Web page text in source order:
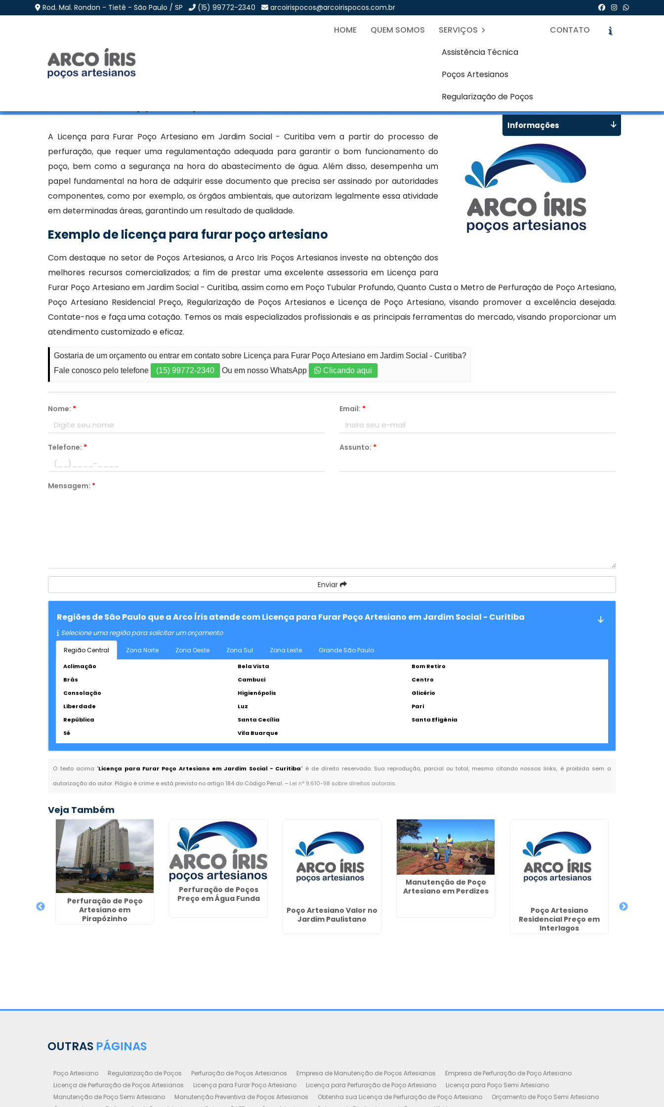
Rod. Mal. Rondon - Tietê - São Paulo / SP (15) 99772-2340 arcoirispocos@arcoirispocos.com.br
HOME QUEM SOMOS
SERVIÇOS
Assistência Técnica
Poços Artesianos
Regularização de Poços
CONTATO
Licença para Furar Poço Artesiano em Jardim Social - Curitiba
A Licença para Furar Poço Artesiano em Jardim Social - Curitiba vem a partir do processo de
perfuração, que requer uma regulamentação adequada para garantir o bom funcionamento do
poço, bem como a segurança na hora do abastecimento de água. Além disso, desempenha um
papel fundamental na hora de adquirir esse documento que precisa ser assinado por autoridades
componentes, como por exemplo, os órgãos ambientais, que autorizam legalmente essa atividade
em determinadas áreas, garantindo um resultado de qualidade.
Exemplo de licença para furar poço artesiano
Com destaque no setor de Poços Artesianos, a Arco Iris Poços Artesianos investe na obtenção dos
melhores recursos comercializados; a fim de prestar uma excelente assessoria em Licença para
Furar Poço Artesiano em Jardim Social - Curitiba, assim como em Poço Tubular Profundo, Quanto Custa o Metro de Perfuração de Poço Artesiano,
Poço Artesiano Residencial Preço, Regularização de Poços Artesianos e Licença de Poço Artesiano, visando promover a excelência desejada.
Contate-nos e faça uma cotação. Temos os mais especializados profissionais e as principais ferramentas do mercado, visando proporcionar um
atendimento customizado e eficaz.
Gostaria de um orçamento ou entrar em contato sobre Licença para Furar Poço Artesiano em Jardim Social - Curitiba?
Fale conosco pelo telefone
(15) 99772-2340 Ou em nosso WhatsApp Clicando aqui
Nome: * Email: *
Telefone: * Assunto: *
Mensagem: *
Enviar
Regiões de São Paulo que a Arco Íris atende com Licença para Furar Poço Artesiano em Jardim Social - Curitiba
Selecione uma região para solicitar um orçamento
Região Central Zona Norte Zona Oeste Zona Sul Zona Leste Grande São Paulo
Aclimação Bela Vista
Bom Retiro
Brás
Cambuci
Centro
Consolação
Higienópolis
Glicério
Liberdade
Luz
Pari
República
Santa Cecília
Santa Efigênia
Sé
Vila Buarque
O texto acima "Licença para Furar Poço Artesiano em Jardim Social - Curitiba" é de direito reservado. Sua reprodução, parcial ou total, mesmo citando nossos links, é proibida sem a
autorização do autor. Plágio é crime e está previsto no artigo 184 do Código Penal. – Lei n° 9.610-98 sobre direitos autorais.
Informações
Veja Também
Perfuração de Poço
Artesiano em
Pirapózinho
Perfuração de Poços
Preço em Água Funda
Poço Artesiano Valor no
Jardim Paulistano
Manutenção de Poço
Artesiano em Perdizes
Poço Artesiano
Residencial Preço em
Interlagos
OUTRAS PÁGINAS
Poço Artesiano Regularização de Poços Perfuração de Poços Artesianos Empresa de Manutenção de Poços Artesianos
Empresa de Perfuração de Poço Artesiano
Licença de Perfuração de Poços Artesianos
Licença para Furar Poço Artesiano Licença para Perfuração de Poço Artesiano
Licença para Poço Semi Artesiano
Manutenção de Poço Semi Artesiano
Manutenção Preventiva de Poços Artesianos Obtenha sua Licença de Perfuração de Poço Artesiano
Orçamento de Poço Semi Artesiano